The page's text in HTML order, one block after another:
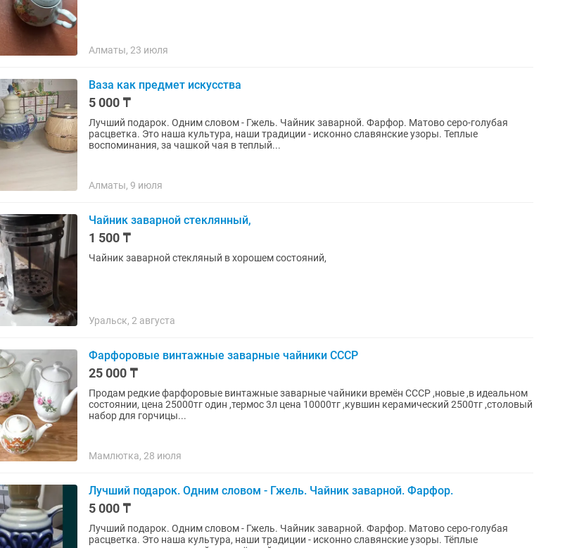
Алматы, 23 июля
Ваза как предмет искусства
5 000 ₸
Лучший подарок. Одним словом - Гжель. Чайник заварной. Фарфор. Матово серо-голубая
расцветка. Это наша культура, наши традиции - исконно славянские узоры. Теплые
воспоминания, за чашкой чая в теплый...
Алматы, 9 июля
Чайник заварной стеклянный,
1 500 ₸
Чайник заварной стекляный в хорошем состояний,
Уральск, 2 августа
Фарфоровые винтажные заварные чайники СССР
25 000 ₸
Продам редкие фарфоровые винтажные заварные чайники времён СССР ,новые ,в идеальном
состоянии, цена 25000тг один ,термос 3л цена 10000тг ,кувшин керамический 2500тг ,столовый
набор для горчицы...
Мамлютка, 28 июля
Лучший подарок. Одним словом - Гжель. Чайник заварной. Фарфор.
5 000 ₸
Лучший подарок. Одним словом - Гжель. Чайник заварной. Фарфор. Матово серо-голубая
расцветка. Это наша культура, наши традиции - исконно славянские узоры. Тёплые